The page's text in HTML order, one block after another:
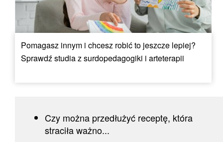
Pomagasz innym i chcesz robić to jeszcze lepiej?
Sprawdź studia z surdopedagogiki i arteterapii
Czy można przedłużyć receptę, która
straciła ważno...